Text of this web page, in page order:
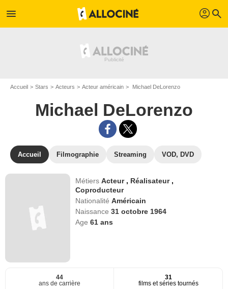
menu profil search
Accueil Stars Acteurs Acteur américain Michael DeLorenzo
Michael DeLorenzo
Accueil Filmographie Streaming VOD, DVD
MétiersActeur , Réalisateur ,
Coproducteur
NationalitéAméricain
Naissance31 octobre 1964
Age61 ans
44
ans de carrière
31
films et séries tournés